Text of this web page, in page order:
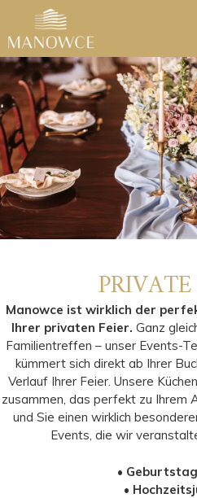
springen
Manowce ist wirklich der
Ihrer privaten Feier. Ganz
Familientreffen – unser Events-
kümmert sich direkt ab Ihrer
Verlauf Ihrer Feier. Unsere
zusammen, das perfekt zu Ihrem
und Sie einen wirklich
Events, die wir
•
•